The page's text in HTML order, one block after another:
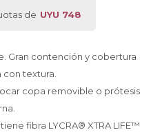
de UYU 748
Gran contención y cobertura
con textura.
copa removible o prótesis
fibra LYCRA® XTRA LIFE™